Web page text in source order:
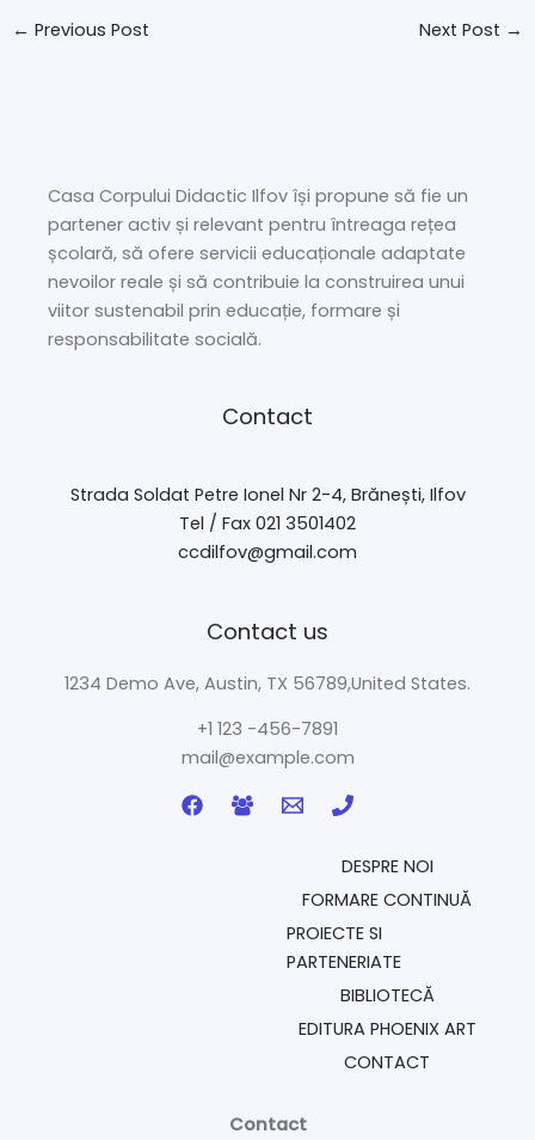
← Previous Post Next Post →
Casa Corpului Didactic Ilfov își propune să fie un
partener activ și relevant pentru întreaga rețea
școlară, să ofere servicii educaționale adaptate
nevoilor reale și să contribuie la construirea unui
viitor sustenabil prin educație, formare și
responsabilitate socială.
Contact
Strada Soldat Petre Ionel Nr 2-4, Brănești, Ilfov
Tel / Fax 021 3501402
ccdilfov@gmail.com
Contact us
1234 Demo Ave, Austin, TX 56789,United States.
+1 123 -456-7891
mail@example.com
DESPRE NOI
FORMARE CONTINUĂ
PROIECTE SI
PARTENERIATE
BIBLIOTECĂ
EDITURA PHOENIX ART
CONTACT
Contact